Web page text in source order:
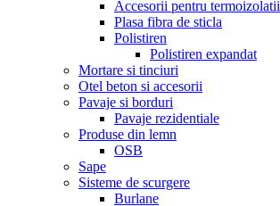
Accesorii pentru termoizolatii
Plasa fibra de sticla
Polistiren
Polistiren expandat
Mortare si tinciuri
Otel beton si accesorii
Pavaje si borduri
Pavaje rezidentiale
Produse din lemn
OSB
Sape
Sisteme de scurgere
Burlane